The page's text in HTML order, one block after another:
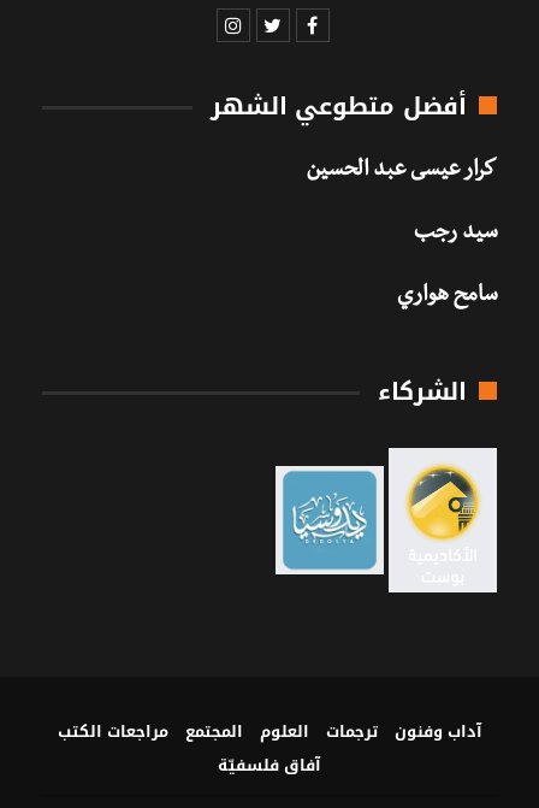
أفضل متطوعي الشهر
كرار عيسى عبد الحسين
سيد رجب
سامح هواري
الشركاء
آداب وفنون ترجمات العلوم المجتمع
مراجعات الكتب
آفاق فلسفيّة‎